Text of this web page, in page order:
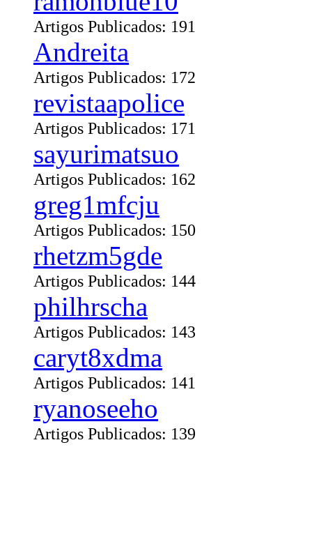
Artigos Publicados: 191
Andreita
Artigos Publicados: 172
revistaapolice
Artigos Publicados: 171
sayurimatsuo
Artigos Publicados: 162
greg1mfcju
Artigos Publicados: 150
rhetzm5gde
Artigos Publicados: 144
philhrscha
Artigos Publicados: 143
caryt8xdma
Artigos Publicados: 141
ryanoseeho
Artigos Publicados: 139